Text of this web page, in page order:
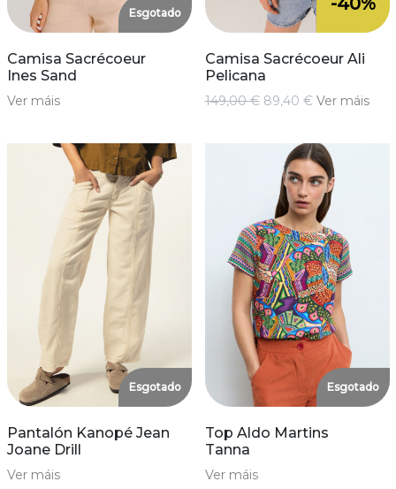
Esgotado
Camisa Sacrécoeur
Ines Sand
Ver máis
Camisa Sacrécoeur Ali
Pelicana
149,00 € 89,40 € Ver máis
Esgotado
Pantalón Kanopé Jean
Joane Drill
Ver máis
Esgotado
Top Aldo Martins
Tanna
Ver máis